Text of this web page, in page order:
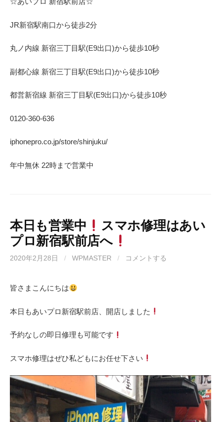
JR新宿駅南口から徒歩2分
丸ノ内線 新宿三丁目駅(E9出口)から徒歩10秒
副都心線 新宿三丁目駅(E9出口)から徒歩10秒
都営新宿線 新宿三丁目駅(E9出口)から徒歩10秒
0120-360-636
iphonepro.co.jp/store/shinjuku/
年中無休 22時まで営業中
本日も営業中
スマホ修理はあい
プロ新宿駅前店へ
2020年2月28日 / WPMASTER / コメントする
皆さまこんにちは
本日もあいプロ新宿駅前店、開店しました
予約なしの即日修理も可能です
スマホ修理はぜひ私どもにお任せ下さい